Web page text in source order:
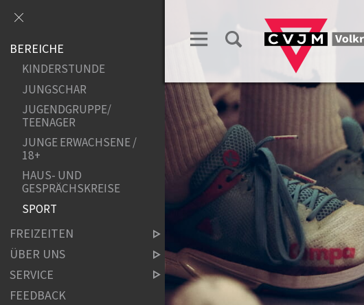
BEREICHE
KINDERSTUNDE
JUNGSCHAR
JUGENDGRUPPE/
TEENAGER
JUNGE ERWACHSENE /
18+
HAUS- UND
GESPRÄCHSKREISE
SPORT
FREIZEITEN
ÜBER UNS
SERVICE
FEEDBACK